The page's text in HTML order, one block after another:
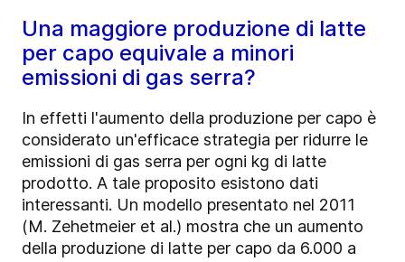
Una maggiore produzione di latte
per capo equivale a minori
emissioni di gas serra?
In effetti l'aumento della produzione per capo è
considerato un'efficace strategia per ridurre le
emissioni di gas serra per ogni kg di latte
prodotto. A tale proposito esistono dati
interessanti. Un modello presentato nel 2011
(M. Zehetmeier et al.) mostra che un aumento
della produzione di latte per capo da 6.000 a